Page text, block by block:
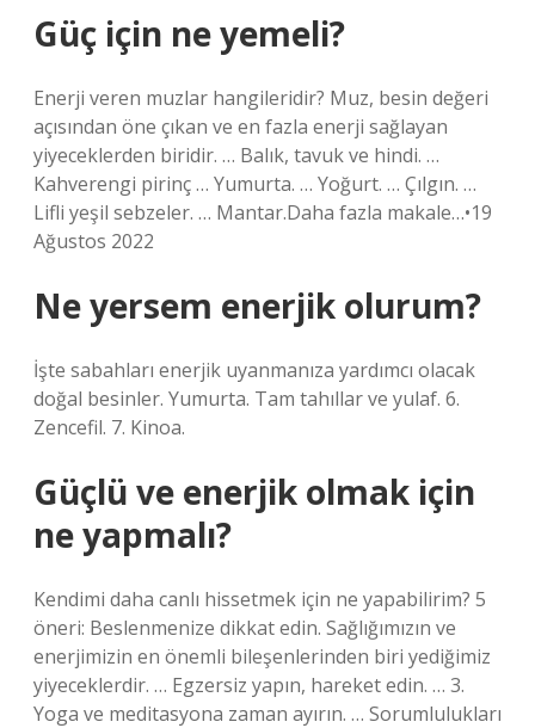
Güç için ne yemeli?
Enerji veren muzlar hangileridir? Muz, besin değeri
açısından öne çıkan ve en fazla enerji sağlayan
yiyeceklerden biridir. … Balık, tavuk ve hindi. …
Kahverengi pirinç … Yumurta. … Yoğurt. … Çılgın. …
Lifli yeşil sebzeler. … Mantar.Daha fazla makale…•19
Ağustos 2022
Ne yersem enerjik olurum?
İşte sabahları enerjik uyanmanıza yardımcı olacak
doğal besinler. Yumurta. Tam tahıllar ve yulaf. 6.
Zencefil. 7. Kinoa.
Güçlü ve enerjik olmak için
ne yapmalı?
Kendimi daha canlı hissetmek için ne yapabilirim? 5
öneri: Beslenmenize dikkat edin. Sağlığımızın ve
enerjimizin en önemli bileşenlerinden biri yediğimiz
yiyeceklerdir. … Egzersiz yapın, hareket edin. … 3.
Yoga ve meditasyona zaman ayırın. … Sorumlulukları